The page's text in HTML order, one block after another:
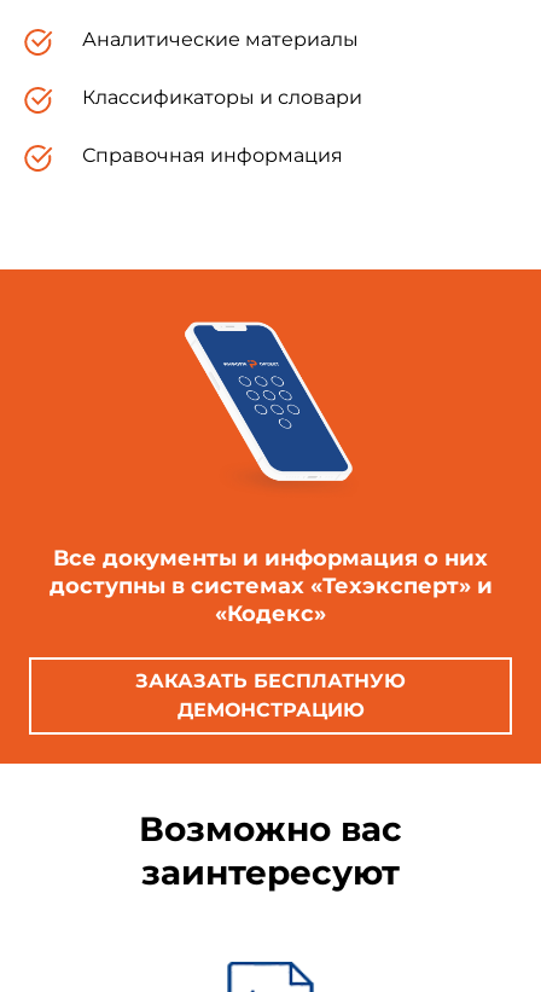
Аналитические материалы
Классификаторы и словари
Справочная информация
Все документы и информация о них
доступны в системах «Техэксперт» и
«Кодекс»
ЗАКАЗАТЬ БЕСПЛАТНУЮ
ДЕМОНСТРАЦИЮ
Возможно вас
заинтересуют